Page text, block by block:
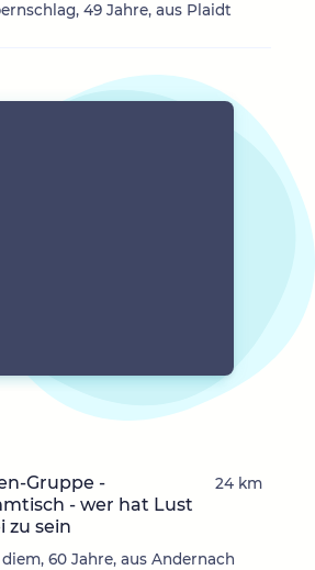
49 Jahre, aus Plaidt
Gruppe -
- wer hat Lust
zu sein
60 Jahre, aus Andernach
24 km